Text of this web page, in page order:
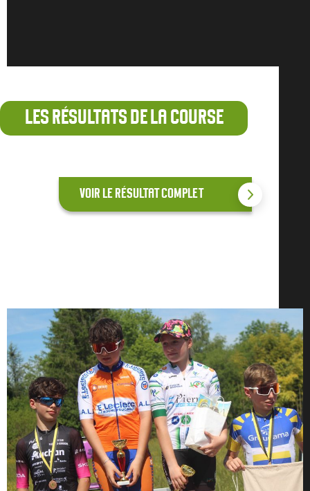
LES RÉSULTATS DE LA COURSE
VOIR LE RÉSULTAT COMPLET